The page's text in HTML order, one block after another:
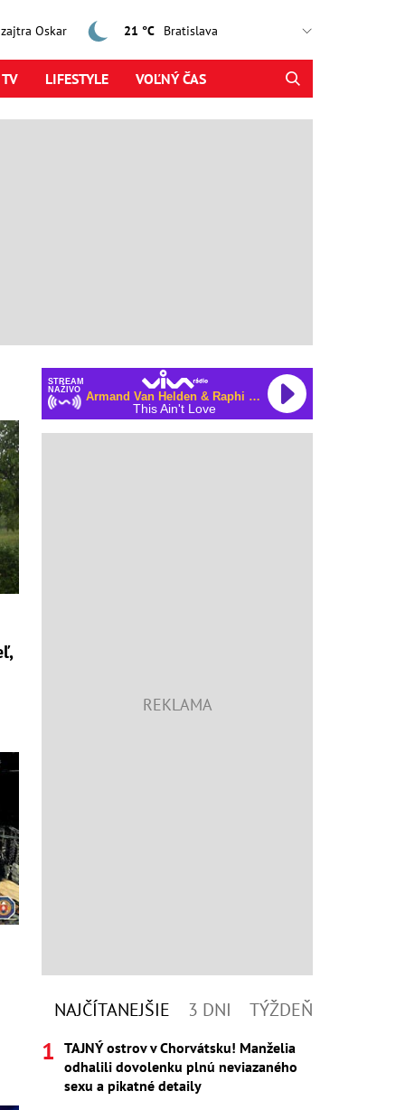
Oskar 21 °C
LIFESTYLE VOĽNÝ ČAS
STREAM
NAŽIVO
Armand Van Helden & Raphi & George Reid
This Ain't Love
NAJČÍTANEJŠIE 3 DNI TÝŽDEŇ
TAJNÝ ostrov v Chorvátsku! Manželia
odhalili dovolenku plnú neviazaného
sexu a pikatné detaily